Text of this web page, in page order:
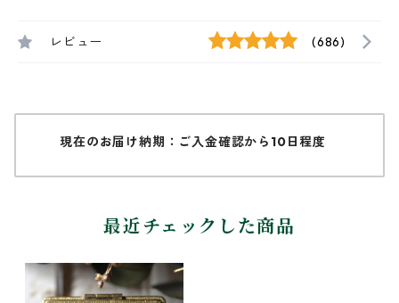
レビュー (686)
現在のお届け納期：ご入金確認から10日程度
最近チェックした商品